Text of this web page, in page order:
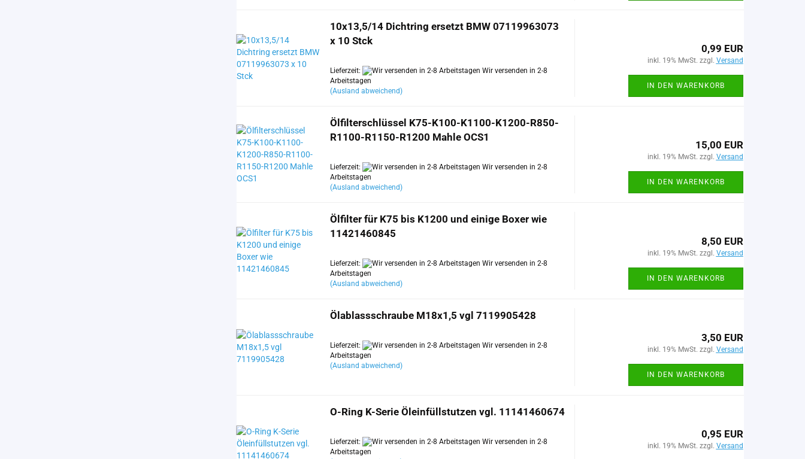
10x13,5/14 Dichtring ersetzt BMW 07119963073
x 10 Stck
Lieferzeit:
Wir versenden in 2-8
Arbeitstagen
(Ausland abweichend)
0,99 EUR
inkl. 19% MwSt. zzgl. Versand
IN DEN WARENKORB
Ölfilterschlüssel K75-K100-K1100-K1200-R850-
R1100-R1150-R1200 Mahle OCS1
Lieferzeit:
Wir versenden in 2-8
Arbeitstagen
(Ausland abweichend)
15,00 EUR
inkl. 19% MwSt. zzgl. Versand
IN DEN WARENKORB
Ölfilter für K75 bis K1200 und einige Boxer wie
11421460845
Lieferzeit:
Wir versenden in 2-8
Arbeitstagen
(Ausland abweichend)
8,50 EUR
inkl. 19% MwSt. zzgl. Versand
IN DEN WARENKORB
Ölablassschraube M18x1,5 vgl 7119905428
Lieferzeit:
Wir versenden in 2-8
Arbeitstagen
(Ausland abweichend)
3,50 EUR
inkl. 19% MwSt. zzgl. Versand
IN DEN WARENKORB
O-Ring K-Serie Öleinfüllstutzen vgl. 11141460674
Lieferzeit:
Wir versenden in 2-8
Arbeitstagen
0,95 EUR
inkl. 19% MwSt. zzgl. Versand